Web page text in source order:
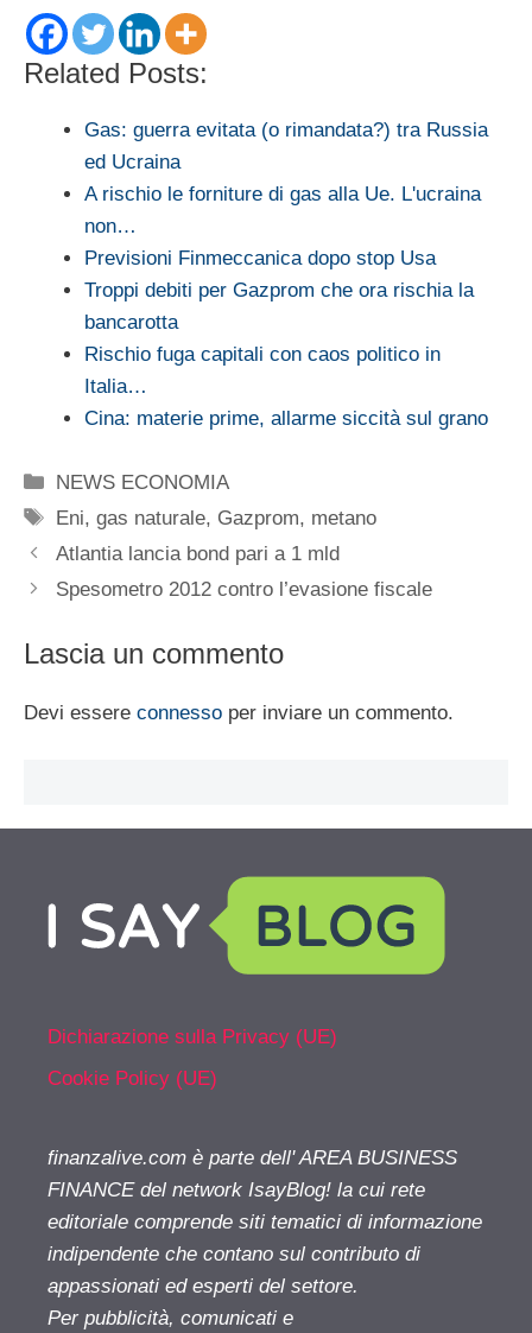
Related Posts:
Gas: guerra evitata (o rimandata?) tra Russia
ed Ucraina
A rischio le forniture di gas alla Ue. L'ucraina
non…
Previsioni Finmeccanica dopo stop Usa
Troppi debiti per Gazprom che ora rischia la
bancarotta
Rischio fuga capitali con caos politico in
Italia…
Cina: materie prime, allarme siccità sul grano
Categorie
NEWS ECONOMIA
Tag
Eni,gas naturale, Gazprom, metano
Atlantia lancia bond pari a 1 mld
Spesometro 2012 contro l’evasione fiscale
Lascia un commento
Devi essere connesso per inviare un commento.
Dichiarazione sulla Privacy (UE)
Cookie Policy (UE)
finanzalive.com è parte dell' AREA BUSINESS
FINANCE del network IsayBlog! la cui rete
editoriale comprende siti tematici di informazione
indipendente che contano sul contributo di
appassionati ed esperti del settore.
Per pubblicità, comunicati e